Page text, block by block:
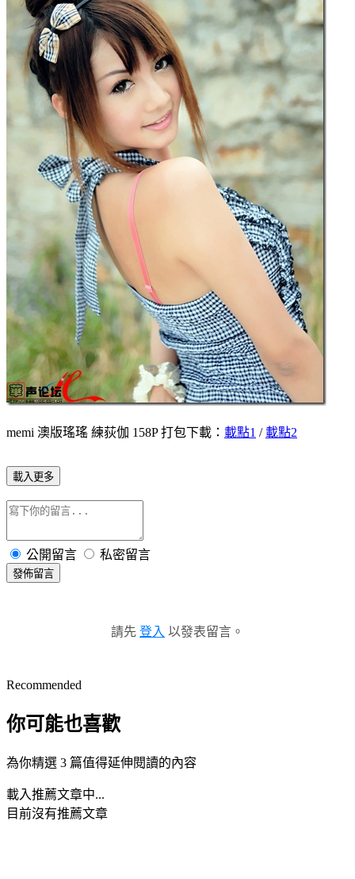
memi 澳版瑤瑤 練荻伽 158P 打包下載： 載點1 /載點2
載入更多
公開留言 私密留言
發佈留言
請先 登入 以發表留言。
Recommended
你可能也喜歡
為你精選 3 篇值得延伸閱讀的內容
載入推薦文章中...
目前沒有推薦文章